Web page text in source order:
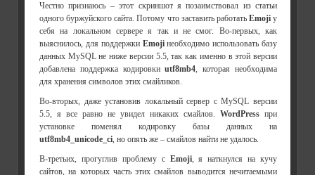
Честно признаюсь – этот скриншот я позаимствовал из статьи
одного буржуйского сайта. Потому что заставить работать Emojiу
себя на локальном сервере я так и не смог. Во-первых, как
выяснилось, для поддержки Emojiнеобходимо использовать базу
данных MySQL не ниже версии 5.5, так как именно в этой версии
добавлена поддержка кодировкиutf8mb4, которая необходима
для хранения символов этих смайликов.
Во-вторых, даже установив локальный сервер с MySQL версии
5.5, я все равно не увидел никаких смайлов. WordPress при
установке поменял кодировку базы данных на
utf8mb4_unicode_ci, но опять же – смайлов найти не удалось.
В-третьих, прогуглив проблему с Emoji, я наткнулся на кучу
сайтов, на которых часть этих смайлов выводится нечитаемыми